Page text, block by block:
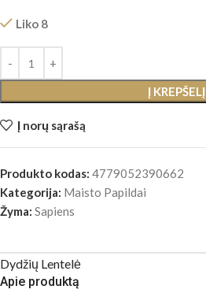
Liko 8
Į KREPŠELĮ
Į norų sąrašą
Produkto kodas: 4779052390662
Kategorija: Maisto Papildai
Žyma: Sapiens
Dydžių Lentelė
Apie produktą